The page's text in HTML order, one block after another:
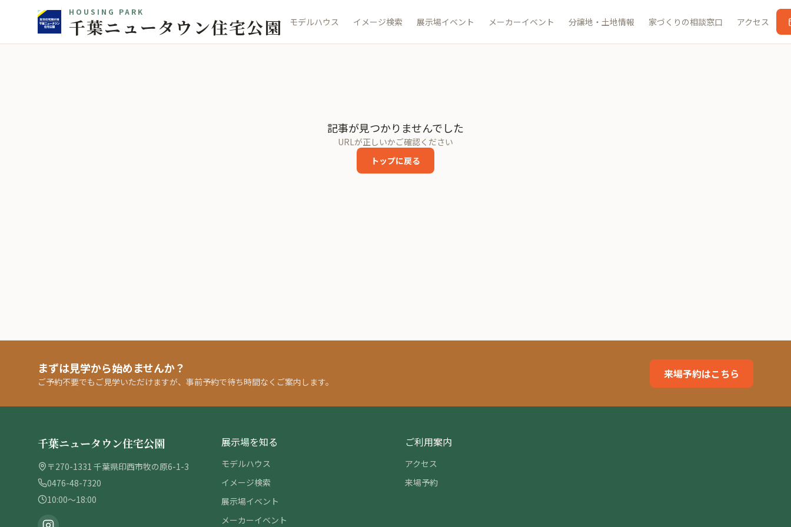
HOUSING PARK
千葉ニュータウン住宅公園 モデルハウス イメージ検索 展示場イベント メーカーイベント 分譲地・土地情報 家づくりの相談窓口 アクセス
記事が見つかりませんでした
URLが正しいかご確認ください
トップに戻る
まずは見学から始めませんか？
ご予約不要でもご見学いただけますが、事前予約で待ち時間なくご案内します。
来場予約はこちら
千葉ニュータウン住宅公園
〒270-1331 千葉県印西市牧の原6-1-3
0476-48-7320
10:00〜18:00
展示場を知る
モデルハウス
イメージ検索
展示場イベント
メーカーイベント
ご利用案内
アクセス
来場予約